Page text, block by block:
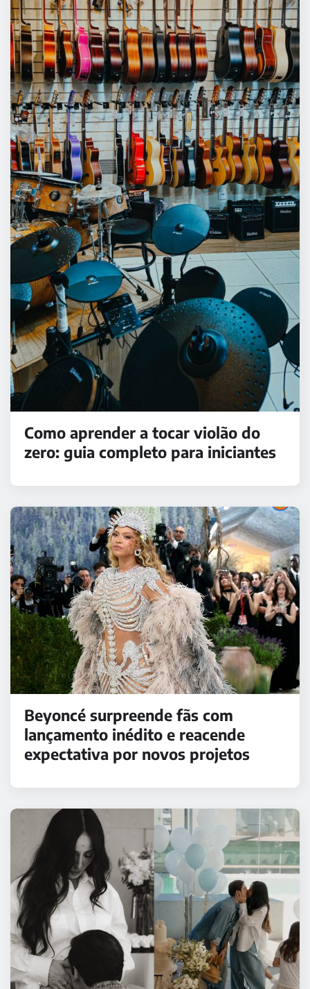
Como aprender a tocar violão do
zero: guia completo para iniciantes
Beyoncé surpreende fãs com
lançamento inédito e reacende
expectativa por novos projetos